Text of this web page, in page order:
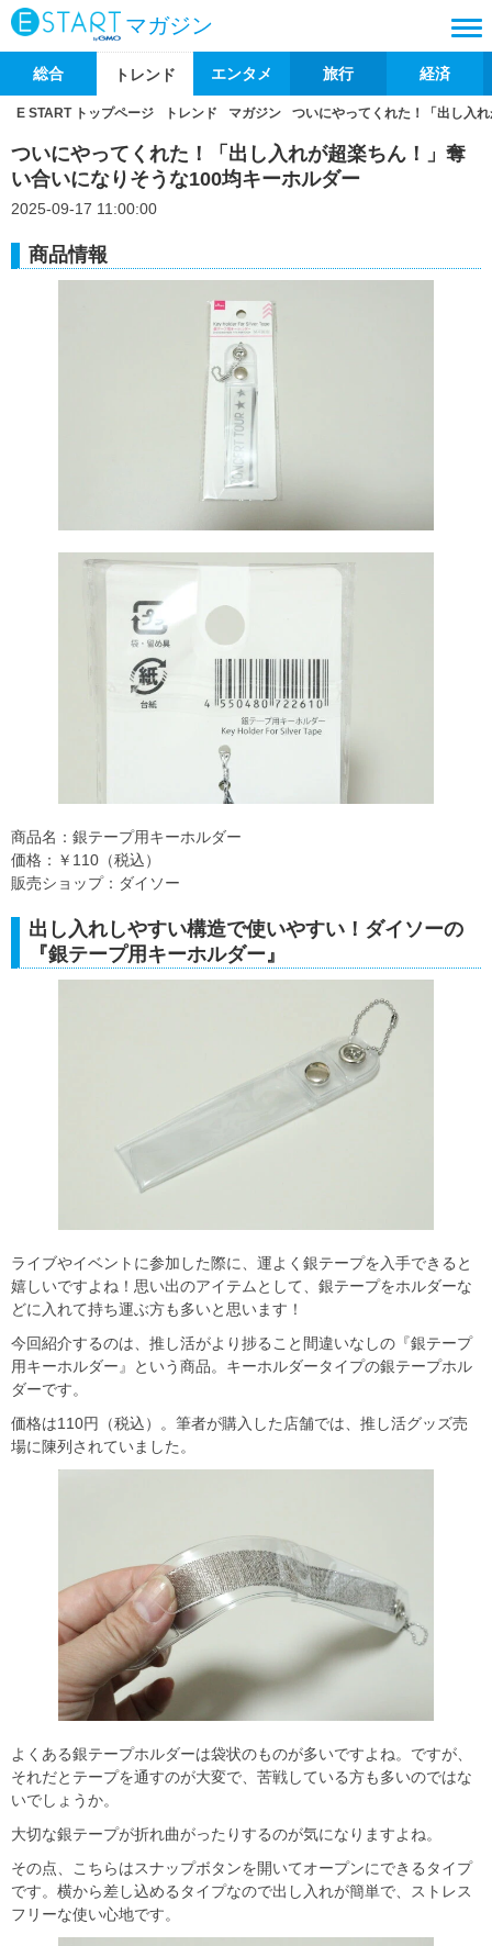
マガジン
総合 トレンド エンタメ 旅行 経済
E START トップページ トレンド マガジン ついにやってくれた！「出し入
ついにやってくれた！「出し入れが超楽ちん！」奪
い合いになりそうな100均キーホルダー
2025-09-17 11:00:00
商品情報
商品名：銀テープ用キーホルダー
価格：￥110（税込）
販売ショップ：ダイソー
出し入れしやすい構造で使いやすい！ダイソーの
『銀テープ用キーホルダー』
ライブやイベントに参加した際に、運よく銀テープを入手できると
嬉しいですよね！思い出のアイテムとして、銀テープをホルダーな
どに入れて持ち運ぶ方も多いと思います！
今回紹介するのは、推し活がより捗ること間違いなしの『銀テープ
用キーホルダー』という商品。キーホルダータイプの銀テープホル
ダーです。
価格は110円（税込）。筆者が購入した店舗では、推し活グッズ売
場に陳列されていました。
よくある銀テープホルダーは袋状のものが多いですよね。ですが、
それだとテープを通すのが大変で、苦戦している方も多いのではな
いでしょうか。
大切な銀テープが折れ曲がったりするのが気になりますよね。
その点、こちらはスナップボタンを開いてオープンにできるタイプ
です。横から差し込めるタイプなので出し入れが簡単で、ストレス
フリーな使い心地です。